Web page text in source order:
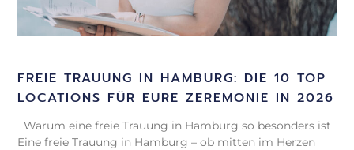
FREIE TRAUUNG IN HAMBURG: DIE 10 TOP
LOCATIONS FÜR EURE ZEREMONIE IN 2026
Warum eine freie Trauung in Hamburg so besonders ist
Eine freie Trauung in Hamburg – ob mitten im Herzen